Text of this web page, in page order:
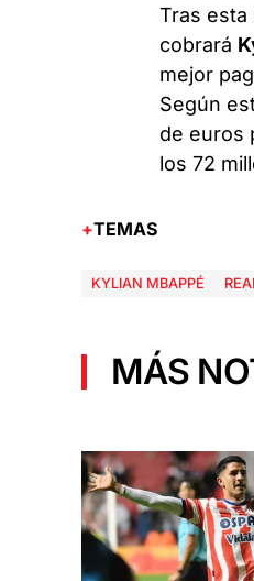
Tras esta
cobrará
mejor
Según
de euros
los 72
TEMAS
KYLIAN MBAPPÉ
MÁS